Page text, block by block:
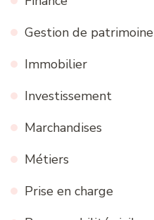
Gestion de patrimoine
Immobilier
Investissement
Marchandises
Métiers
Prise en charge